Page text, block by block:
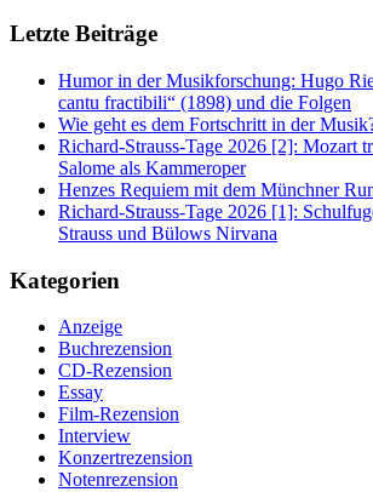
Letzte Beiträge
Humor in der Musikforschung: Hugo
cantu fractibili“ (1898) und die Folgen
Wie geht es dem Fortschritt in der
Richard-Strauss-Tage 2026 [2]: Mozart
Salome als Kammeroper
Henzes Requiem mit dem Münchner
Richard-Strauss-Tage 2026 [1]:
Strauss und Bülows Nirvana
Kategorien
Anzeige
Buchrezension
CD-Rezension
Essay
Film-Rezension
Interview
Konzertrezension
Notenrezension